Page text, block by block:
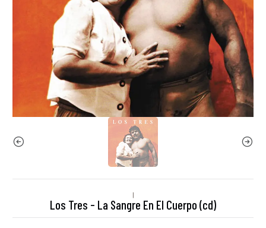
|
Los Tres - La Sangre En El Cuerpo (cd)